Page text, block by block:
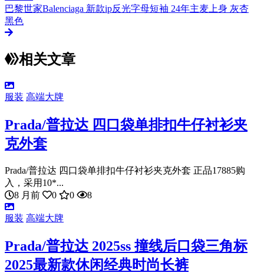
巴黎世家Balenciaga 新款ip反光字母短袖 24年主麦上身 灰杏
黑色
相关文章
服装 高端大牌
Prada/普拉达 四口袋单排扣牛仔衬衫夹
克外套
Prada/普拉达 四口袋单排扣牛仔衬衫夹克外套 正品17885购
入，采用10*...
8 月前
0 0 8
服装 高端大牌
Prada/普拉达 2025ss 撞线后口袋三角标
2025最新款休闲经典时尚长裤